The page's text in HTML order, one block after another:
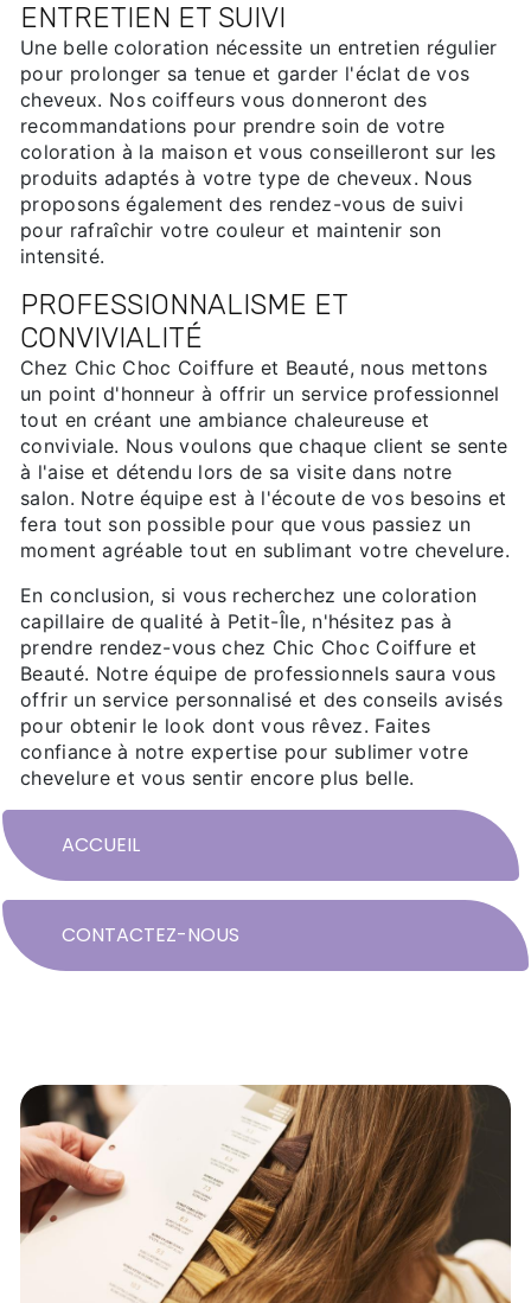
ENTRETIEN ET SUIVI
Une belle coloration nécessite un entretien régulier
pour prolonger sa tenue et garder l'éclat de vos
cheveux. Nos coiffeurs vous donneront des
recommandations pour prendre soin de votre
coloration à la maison et vous conseilleront sur les
produits adaptés à votre type de cheveux. Nous
proposons également des rendez-vous de suivi
pour rafraîchir votre couleur et maintenir son
intensité.
PROFESSIONNALISME ET
CONVIVIALITÉ
Chez Chic Choc Coiffure et Beauté, nous mettons
un point d'honneur à offrir un service professionnel
tout en créant une ambiance chaleureuse et
conviviale. Nous voulons que chaque client se sente
à l'aise et détendu lors de sa visite dans notre
salon. Notre équipe est à l'écoute de vos besoins et
fera tout son possible pour que vous passiez un
moment agréable tout en sublimant votre chevelure.
En conclusion, si vous recherchez une coloration
capillaire de qualité à Petit-Île, n'hésitez pas à
prendre rendez-vous chez Chic Choc Coiffure et
Beauté. Notre équipe de professionnels saura vous
offrir un service personnalisé et des conseils avisés
pour obtenir le look dont vous rêvez. Faites
confiance à notre expertise pour sublimer votre
chevelure et vous sentir encore plus belle.
ACCUEIL
CONTACTEZ-NOUS